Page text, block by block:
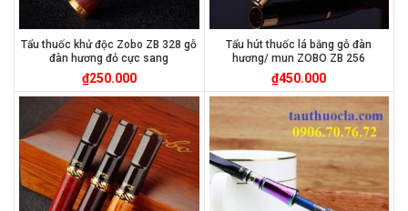
Tẩu thuốc khử độc Zobo ZB 328 gỗ
đàn hương đỏ cực sang
₫250.000
Tẩu hút thuốc lá bằng gỗ đàn
hương/ mun ZOBO ZB 256
₫450.000